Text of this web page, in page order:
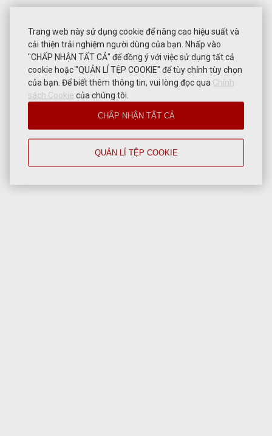
Trang web này sử dụng cookie để nâng cao hiệu suất và
cải thiện trải nghiệm người dùng của bạn. Nhấp vào
"CHẤP NHẬN TẤT CẢ" để đồng ý với việc sử dụng tất cả
cookie hoặc "QUẢN LÍ TỆP COOKIE" để tùy chỉnh tùy chọn
của bạn. Để biết thêm thông tin, vui lòng đọc qua Chính
sách Cookie của chúng tôi.
CHẤP NHẬN TẤT CẢ
QUẢN LÍ TỆP COOKIE